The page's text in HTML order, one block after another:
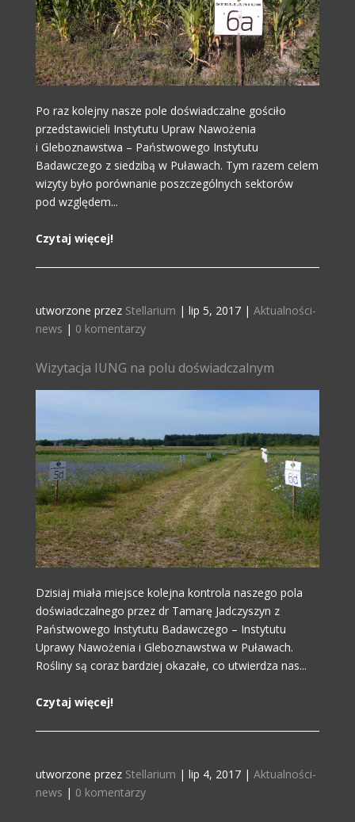
Po raz kolejny nasze pole doświadczalne gościło
przedstawicieli Instytutu Upraw Nawożenia
i Gleboznawstwa – Państwowego Instytutu
Badawczego z siedzibą w Puławach. Tym razem celem
wizyty było porównanie poszczególnych sektorów
pod względem...
Czytaj więcej!
utworzone przez Stellarium | lip 5, 2017| Aktualności-
news | 0 komentarzy
Wizytacja IUNG na polu doświadczalnym
Dzisiaj miała miejsce kolejna kontrola naszego pola
doświadczalnego przez dr Tamarę Jadczyszyn z
Państwowego Instytutu Badawczego – Instytutu
Uprawy Nawożenia i Gleboznawstwa w Puławach.
Rośliny są coraz bardziej okazałe, co utwierdza nas...
Czytaj więcej!
utworzone przez Stellarium | lip 4, 2017| Aktualności-
news | 0 komentarzy